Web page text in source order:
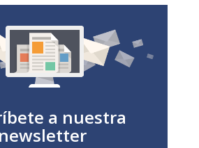
a nuestra
newsletter